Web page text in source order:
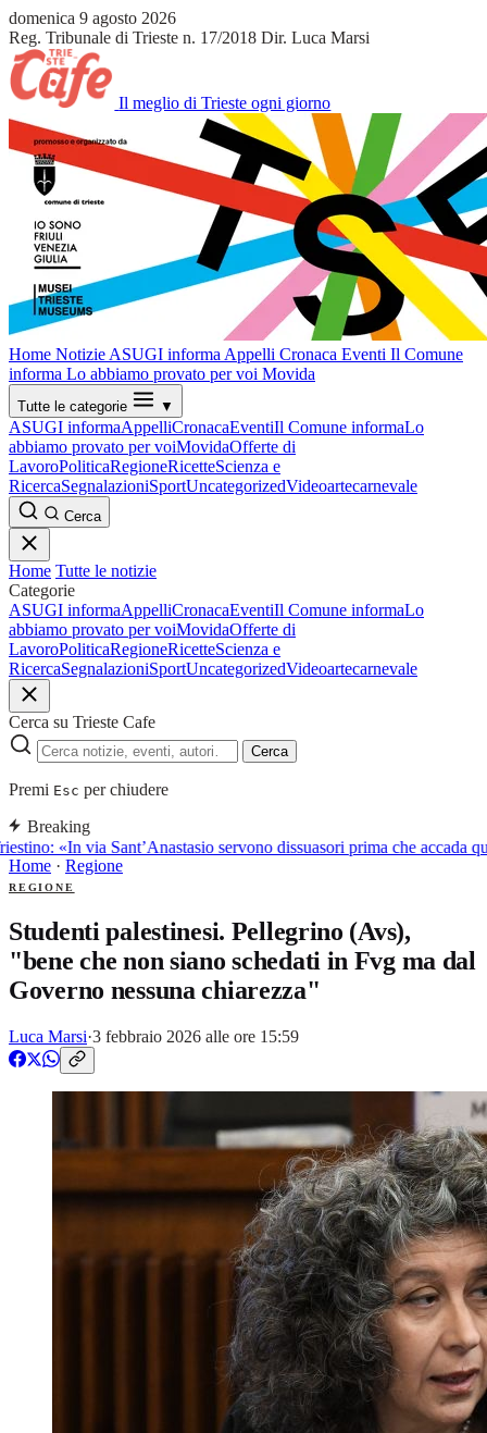
domenica 9 agosto 2026
Reg. Tribunale di Trieste n. 17/2018 Dir. Luca Marsi
Il meglio di Trieste ogni giorno
Home Notizie ASUGI informa Appelli Cronaca Eventi Il Comune
informa Lo abbiamo provato per voi Movida
Tutte le categorie ▼
ASUGI informaAppelliCronacaEventiIl Comune informaLo
abbiamo provato per voiMovidaOfferte di
LavoroPoliticaRegioneRicetteScienza e
RicercaSegnalazioniSportUncategorizedVideoartecarnevale
Cerca
Home Tutte le notizie
Categorie
ASUGI informaAppelliCronacaEventiIl Comune informaLo
abbiamo provato per voiMovidaOfferte di
LavoroPoliticaRegioneRicetteScienza e
RicercaSegnalazioniSportUncategorizedVideoartecarnevale
Cerca su Trieste Cafe
Cerca
Premi Esc per chiudere
Breaking
«In via Sant’Anastasio servono dissuasori prima che accada
Home · Regione
REGIONE
Studenti palestinesi. Pellegrino (Avs),
"bene che non siano schedati in Fvg ma dal
Governo nessuna chiarezza"
Luca Marsi·3 febbraio 2026 alle ore 15:59